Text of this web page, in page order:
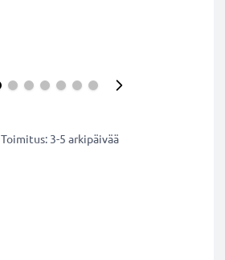
Toimitus: 3-5 arkipäivää